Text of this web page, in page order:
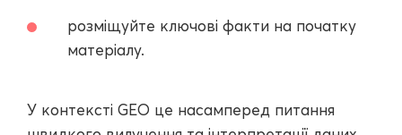
розміщуйте ключові факти на початку
матеріалу.
У контексті GEO це насамперед питання